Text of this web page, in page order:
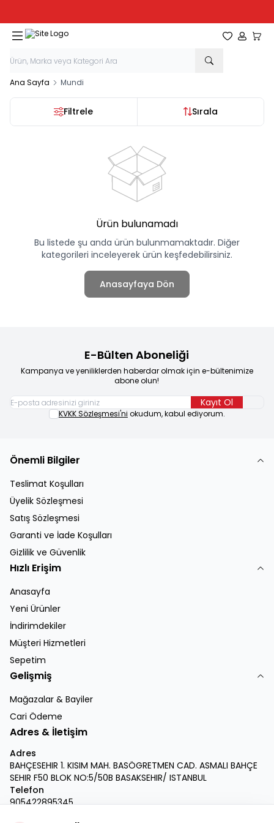
Favorilerim
Hesabım
Ana Sayfa Mundi
Filtrele Sırala
Ürün bulunamadı
Bu listede şu anda ürün bulunmamaktadır. Diğer
kategorileri inceleyerek ürün keşfedebilirsiniz.
Anasayfaya Dön
E-Bülten Aboneliği
Kampanya ve yeniliklerden haberdar olmak için e-bültenimize
abone olun!
Kayıt Ol
KVKK Sözleşmesi'ni okudum, kabul ediyorum.
Önemli Bilgiler
Teslimat Koşulları
Üyelik Sözleşmesi
Satış Sözleşmesi
Garanti ve İade Koşulları
Gizlilik ve Güvenlik
Hızlı Erişim
Anasayfa
Yeni Ürünler
İndirimdekiler
Müşteri Hizmetleri
Sepetim
Gelişmiş
Mağazalar & Bayiler
Cari Ödeme
Adres & İletişim
Adres
BAHÇESEHIR 1. KISIM MAH. BASÖGRETMEN CAD. ASMALI BAHÇE
SEHIR F50 BLOK NO:5/50B BASAKSEHIR/ ISTANBUL
Telefon
905422895345